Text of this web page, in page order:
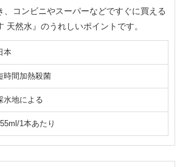
、コンビニやスーパーなどですぐに買える
天然水』のうれしいポイントです。
本
時間加熱殺菌
水地による
1本あたり